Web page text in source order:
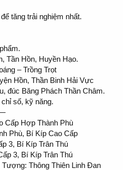
tăng trải nghiệm nhất.
Tần Hồn, Huyền Hạo.
– Trồng Trọt
Hồn, Thần Binh Hải Vực
đúc Băng Phách Thần Châm.
số, kỹ năng.
Cấp Hợp Thành Phù
Phù, Bí Kíp Cao Cấp
3, Bí Kíp Trân Thú
3, Bí Kíp Trân Thú
Thông Thiên Linh Đan